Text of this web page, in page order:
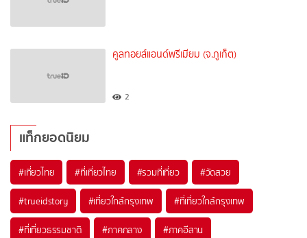
คูลทอยส์แอนด์พรีเมียม (จ.ภูเก็ต)
2
แท็กยอดนิยม
#เที่ยวไทย #ที่เที่ยวไทย #รวมที่เที่ยว #วัดสวย
#trueidstory #เที่ยวใกล้กรุงเทพ #ที่เที่ยวใกล้กรุงเทพ
#ที่เที่ยวธรรมชาติ #ภาคกลาง #ภาคอีสาน